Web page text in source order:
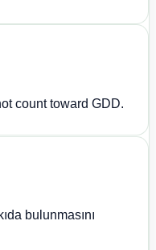
count toward GDD.
bulunmasını